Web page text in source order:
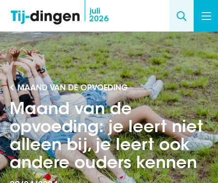
naar
de
inhoud
gaan
juli
2026
MAAND VAN DE OPVOEDING
Maand van de
opvoeding: je leert niet
alleen bij, je leert ook
andere ouders kennen